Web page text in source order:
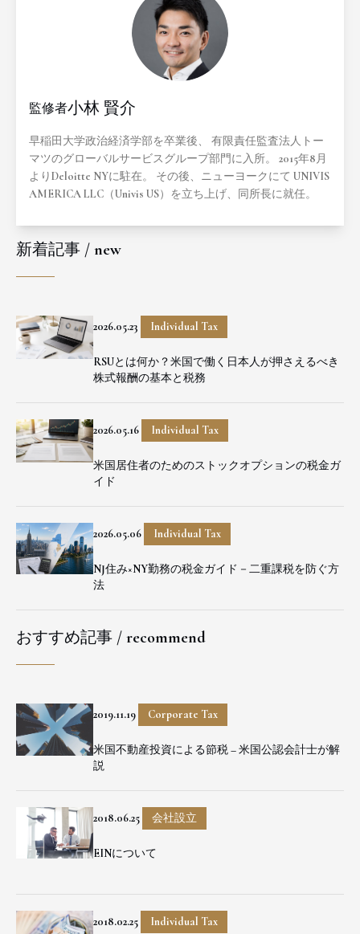
監修者小林 賢介
早稲田大学政治経済学部を卒業後、 有限責任監査法人トー
マツのグローバルサービスグループ部門に入所。 2015年8月
よりDeloitte NYに駐在。 その後、ニューヨークにて UNIVIS
AMERICA LLC（Univis US）を立ち上げ、同所長に就任。
新着記事 / new
2026.05.23 Individual Tax
RSUとは何か？米国で働く日本人が押さえるべき
株式報酬の基本と税務
2026.05.16 Individual Tax
米国居住者のためのストックオプションの税金ガ
イド
2026.05.06 Individual Tax
NJ住み×NY勤務の税金ガイド－二重課税を防ぐ方
法
おすすめ記事 / recommend
2019.11.19 Corporate Tax
米国不動産投資による節税 – 米国公認会計士が解
説
2018.06.25 会社設立
EINについて
2018.02.25 Individual Tax